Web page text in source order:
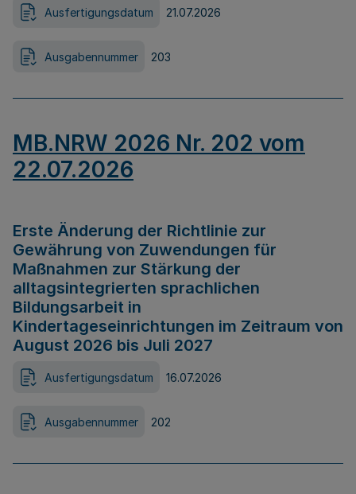
Ausfertigungsdatum 21.07.2026
Ausgabennummer 203
MB.NRW 2026 Nr. 202 vom
22.07.2026
Erste Änderung der Richtlinie zur
Gewährung von Zuwendungen für
Maßnahmen zur Stärkung der
alltagsintegrierten sprachlichen
Bildungsarbeit in
Kindertageseinrichtungen im Zeitraum von
August 2026 bis Juli 2027
Ausfertigungsdatum 16.07.2026
Ausgabennummer 202